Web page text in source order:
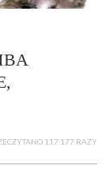
117 177 RAZY